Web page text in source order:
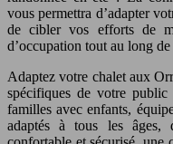
vous permettra d’adapter
de cibler vos efforts de
d’occupation tout au long de
Adaptez votre chalet aux
spécifiques de votre
familles avec enfants,
adaptés à tous les